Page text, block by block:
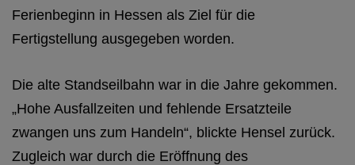
Ferienbeginn in Hessen als Ziel für die
Fertigstellung ausgegeben worden.
Die alte Standseilbahn war in die Jahre gekommen.
„Hohe Ausfallzeiten und fehlende Ersatzteile
zwangen uns zum Handeln“, blickte Hensel zurück.
Zugleich war durch die Eröffnung des